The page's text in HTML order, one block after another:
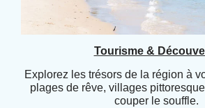
Tourisme &
Explorez les trésors de la région à
plages de rêve, villages
couper le souffle.